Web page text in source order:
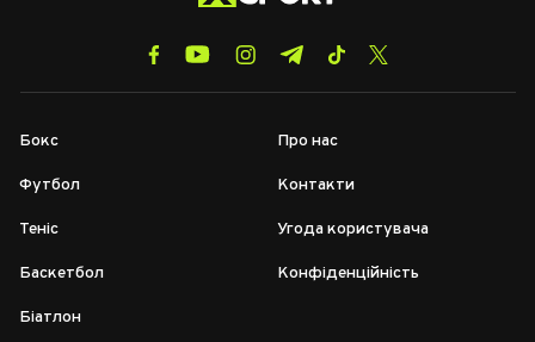
Бокс
Футбол
Теніс
Баскетбол
Біатлон
Про нас
Контакти
Угода користувача
Конфіденційність